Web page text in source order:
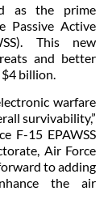
as the prime
Passive Active
This new
and better
billion.
warfare
survivability,”
F-15 EPAWSS
Air Force
to adding
the air